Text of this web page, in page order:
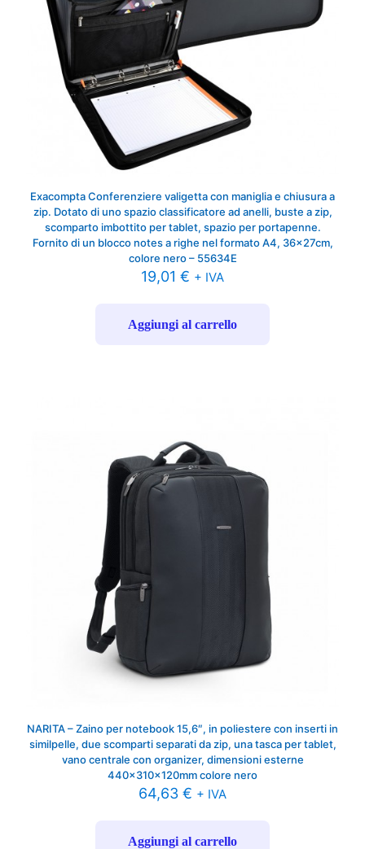
Exacompta Conferenziere valigetta con maniglia e chiusura a
zip. Dotato di uno spazio classificatore ad anelli, buste a zip,
scomparto imbottito per tablet, spazio per portapenne.
Fornito di un blocco notes a righe nel formato A4, 36x27cm,
colore nero – 55634E
19,01 € + IVA
Aggiungi al carrello
NARITA – Zaino per notebook 15,6″, in poliestere con inserti in
similpelle, due scomparti separati da zip, una tasca per tablet,
vano centrale con organizer, dimensioni esterne
440x310x120mm colore nero
64,63 € + IVA
Aggiungi al carrello